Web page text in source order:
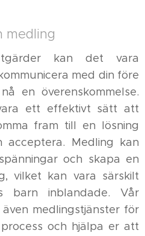
medling
kan det vara
med din före
en överenskommelse.
ett effektivt sätt att
fram till en lösning
Medling kan
och skapa en
vilket kan vara särskilt
inblandade. Vår
medlingstjänster för
och hjälpa er att